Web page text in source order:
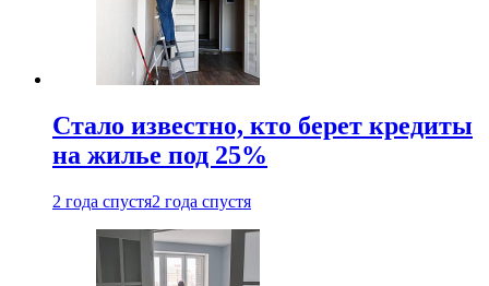
Стало известно, кто берет кредиты
на жилье под 25%
2 года спустя2 года спустя